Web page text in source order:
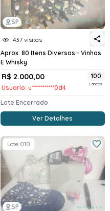
SP
437 visitas
Aprox. 80 Itens Diversos - Vinhos
E Whisky
R$ 2.000,00
Usuario: u***********0d4
100
Lances
Lote Encerrado
Ver Detalhes
SP
Lote 010